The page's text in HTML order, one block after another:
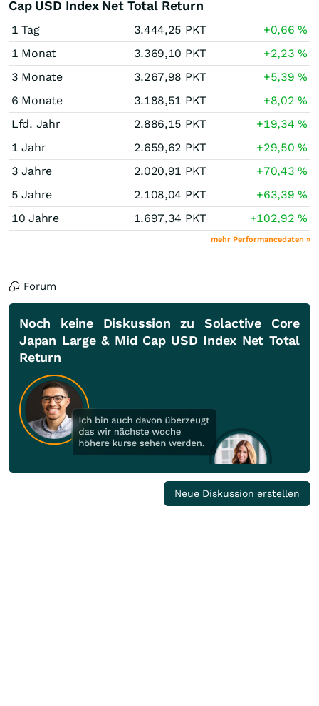
Cap USD Index Net Total Return
1 Tag 3.444,25 PKT +0,66%
1 Monat
3.369,10 PKT +2,23%
3 Monate
3.267,98 PKT +5,39%
6 Monate
3.188,51 PKT +8,02%
Lfd. Jahr
2.886,15 PKT +19,34%
1 Jahr
2.659,62 PKT +29,50%
3 Jahre
2.020,91 PKT +70,43%
5 Jahre
2.108,04 PKT +63,39%
10 Jahre
1.697,34 PKT +102,92%
mehr Performancedaten »
Forum
Noch keine Diskussion zu Solactive Core
Japan Large & Mid Cap USD Index Net Total
Return
Neue Diskussion erstellen